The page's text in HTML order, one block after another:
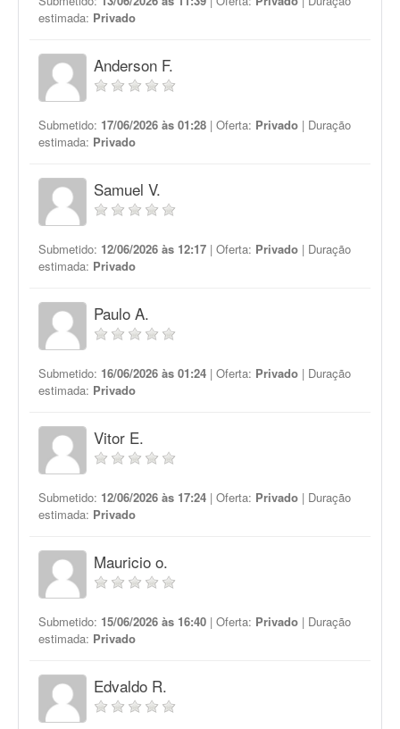
estimada: Privado
Anderson F.
Submetido: 17/06/2026 às 01:28 | Oferta: Privado | Duração
estimada: Privado
Samuel V.
Submetido: 12/06/2026 às 12:17 | Oferta: Privado | Duração
estimada: Privado
Paulo A.
Submetido: 16/06/2026 às 01:24 | Oferta: Privado | Duração
estimada: Privado
Vitor E.
Submetido: 12/06/2026 às 17:24 | Oferta: Privado | Duração
estimada: Privado
Mauricio o.
Submetido: 15/06/2026 às 16:40 | Oferta: Privado | Duração
estimada: Privado
Edvaldo R.